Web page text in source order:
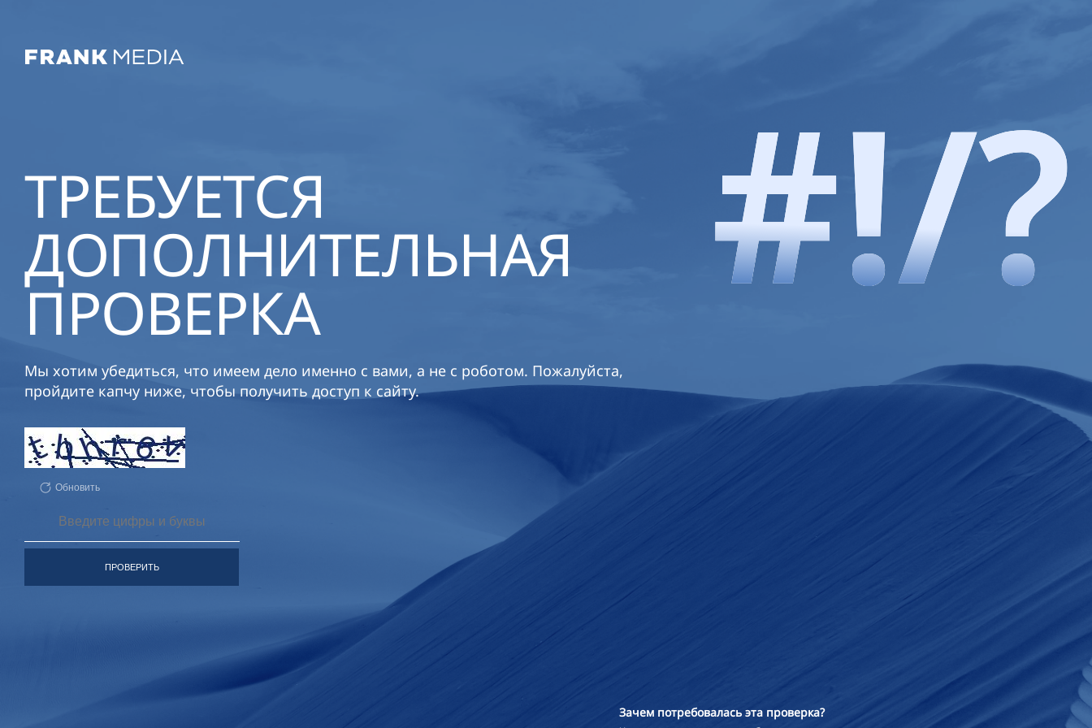
ТРЕБУЕТСЯ
ДОПОЛНИТЕЛЬНАЯ
ПРОВЕРКА
Мы хотим убедиться, что имеем дело именно с вами, а не с роботом. Пожалуйста,
пройдите капчу ниже, чтобы получить доступ к сайту.
Обновить
ПРОВЕРИТЬ
Зачем потребовалась эта проверка?